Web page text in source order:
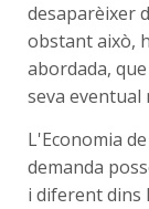
desaparèixer
obstant això,
abordada,
seva eventual
L'Economia
demanda
i diferent dins